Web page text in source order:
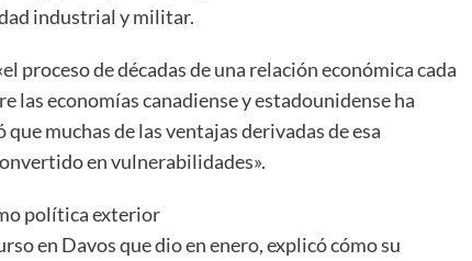
industrial y militar.
proceso de décadas de una relación económica cada
las economías canadiense y estadounidense ha
muchas de las ventajas derivadas de esa
en vulnerabilidades».
política exterior
en Davos que dio en enero, explicó cómo su